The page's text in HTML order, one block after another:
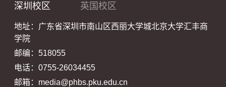
深圳校区 英国校区
地址：广东省深圳市南山区西丽大学城北京大学汇丰商
学院
邮编：518055
电话：0755-26034455
邮箱：media@phbs.pku.edu.cn